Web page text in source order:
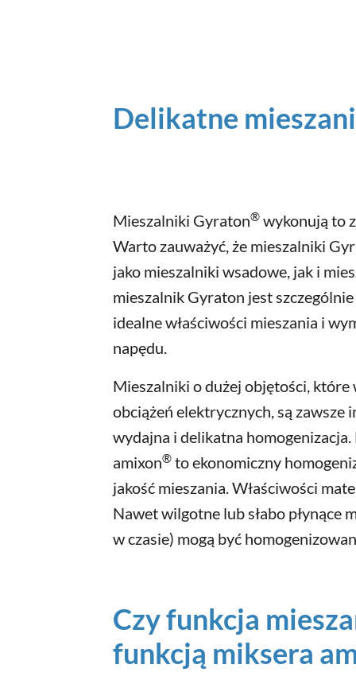
Delikatne
Mieszalniki Gyraton® wykonują to
Warto zauważyć, że mieszalniki
jako mieszalniki wsadowe, jak i
mieszalnik Gyraton jest
idealne właściwości mieszania i
napędu.
Mieszalniki o dużej objętości,
obciążeń elektrycznych, są zawsze
wydajna i delikatna
amixon® to ekonomiczny
jakość mieszania. Właściwości
Nawet wilgotne lub słabo płynące
w czasie) mogą być
Czy funkcja
funkcją miksera